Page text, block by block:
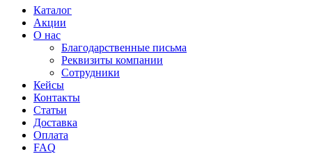
Каталог
Акции
О нас
Благодарственные письма
Реквизиты компании
Сотрудники
Кейсы
Контакты
Статьи
Доставка
Оплата
FAQ